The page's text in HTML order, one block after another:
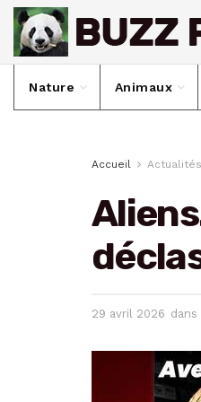
Nature Animaux
Accueil Actualités
29 avril 2026 dans